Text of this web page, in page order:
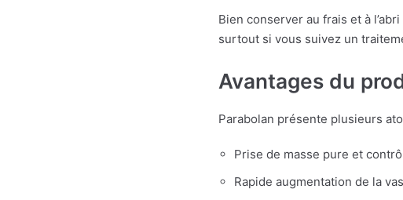
Bien conserver au frais et à
surtout si vous suivez un
Avantages du
Parabolan présente plusieurs
Prise de masse pure et
Rapide augmentation de la